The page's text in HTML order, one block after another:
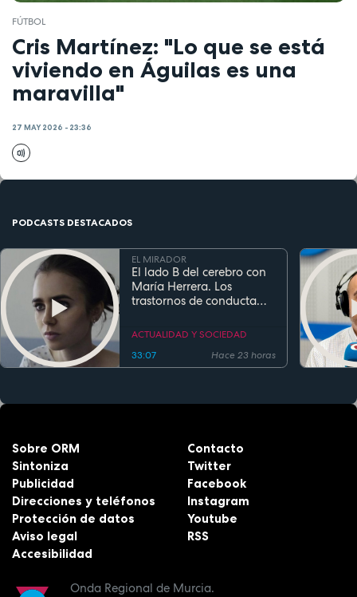
FÚTBOL
Cris Martínez: "Lo que se está
viviendo en Águilas es una
maravilla"
27 MAY 2026 - 23:36
PODCASTS DESTACADOS
EL MIRADOR
El lado B del cerebro con
María Herrera. Los
trastornos de conducta
ACTUALIDAD Y SOCIEDAD
33:07
Hace 23 horas
Onda Regional de Murcia.
Sobre ORM
Sintoniza
Publicidad
Direcciones y teléfonos
Protección de datos
Aviso legal
Accesibilidad
Contacto
Twitter
Facebook
Instagram
Youtube
RSS